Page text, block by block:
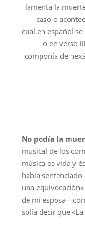
lamenta la
caso o
cual en español
o en verso
componía de
No podía la
musical de los
música es vida y
había sentenciado
una
de mi
solía decir que